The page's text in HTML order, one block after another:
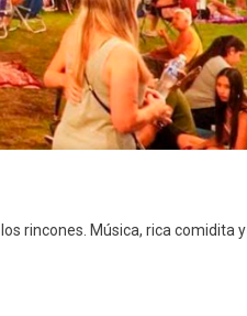
rincones. Música, rica comidita y